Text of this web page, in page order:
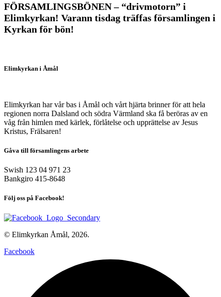
FÖRSAMLINGSBÖNEN – “drivmotorn” i
Elimkyrkan! Varann tisdag träffas församlingen i
Kyrkan för bön!
Elimkyrkan i Åmål
Elimkyrkan har vår bas i Åmål och vårt hjärta brinner för att hela
regionen norra Dalsland och södra Värmland ska få beröras av en
våg från himlen med kärlek, förlåtelse och upprättelse av Jesus
Kristus, Frälsaren!
Gåva till församlingens arbete
Swish 123 04 971 23
Bankgiro 415-8648
Följ oss på Facebook!
© Elimkyrkan Åmål, 2026.
Facebook